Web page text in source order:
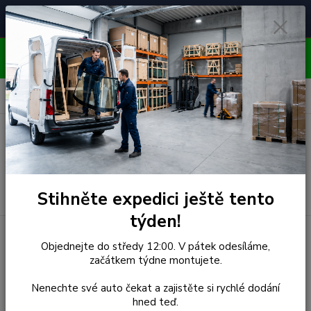
🚘
Čelní skla pro
unikátní vozy
📞
Poradenství
ZDARMA
⭐ 4.7/5 (50 recenzí)
OBJEDNÁVEJTE DO STŘEDY 12:00 - KAŽDÝ PÁTEK
EXPEDUJEME!!
Menu
Hledat
0 ks
za 0,00 Kč
STARÝ - Senzor
Čelní Sklo - PEUGEOT 607
Stihněte expedici ještě tento
týden!
Objednejte do středy 12:00. V pátek odesíláme,
začátkem týdne montujete.
Nenechte své auto čekat a zajistěte si rychlé dodání
hned teď.